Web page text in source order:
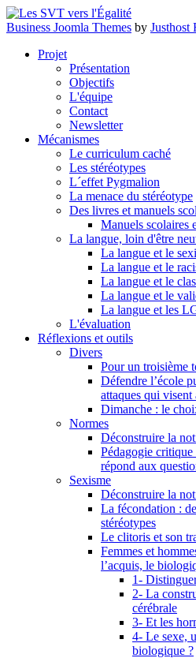
Business Joomla Themes by Justhost
Projet
Présentation
Objectifs
L'équipe
Contact
Newsletter
Mécanismes
Le curriculum caché
Les stéréotypes
L´effet Pygmalion
La menace du stéréotype
Des livres et manuels
Manuels scolaires
La langue, loin d'être
La langue et le
La langue et le
La langue et le
La langue et le
La langue et les
L'évaluation
Réflexions et outils
Divers
Pour un troisième
Défendre l’école
attaques qui visent
Dimanche : le
Normes
Déconstruire la
Pédagogie
répond aux
Sexisme
Déconstruire la
La fécondation :
stéréotypes
Le clitoris et son
Femmes et
l’acquis, le
1-
2- La
cérébrale
3- Et les
4- Le sexe,
biologique ?